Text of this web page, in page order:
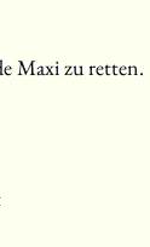
Maxi zu retten.